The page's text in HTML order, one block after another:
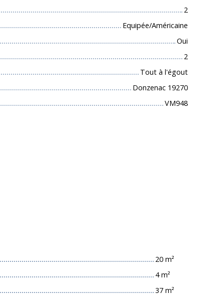
2
Equipée/Américaine
Oui
2
Tout à l'égout
Donzenac 19270
VM948
20 m²
4 m²
37 m²